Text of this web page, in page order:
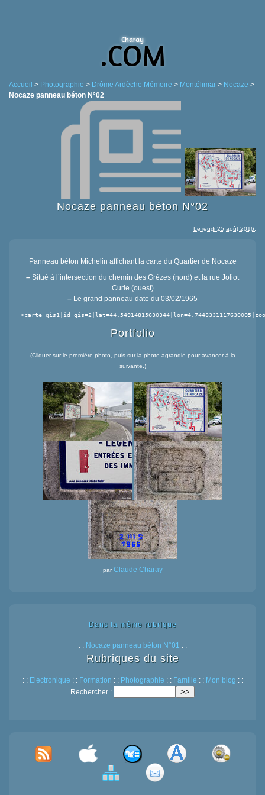
Charay
.COM
Accueil > Photographie > Drôme Ardèche Mémoire > Montélimar > Nocaze >
Nocaze panneau béton N°02
Nocaze panneau béton N°02
Le jeudi 25 août 2016.
Panneau béton Michelin affichant la carte du Quartier de Nocaze
– Situé à l’intersection du chemin des Grèzes (nord) et la rue Joliot
Curie (ouest)
– Le grand panneau date du 03/02/1965
Portfolio
(Cliquer sur le première photo, puis sur la photo agrandie pour avancer à la
suivante.)
par Claude Charay
Dans la même rubrique
: : Nocaze panneau béton N°01 : :
Rubriques du site
: : Electronique : : Formation : : Photographie : : Famille : : Mon blog : :
Rechercher :